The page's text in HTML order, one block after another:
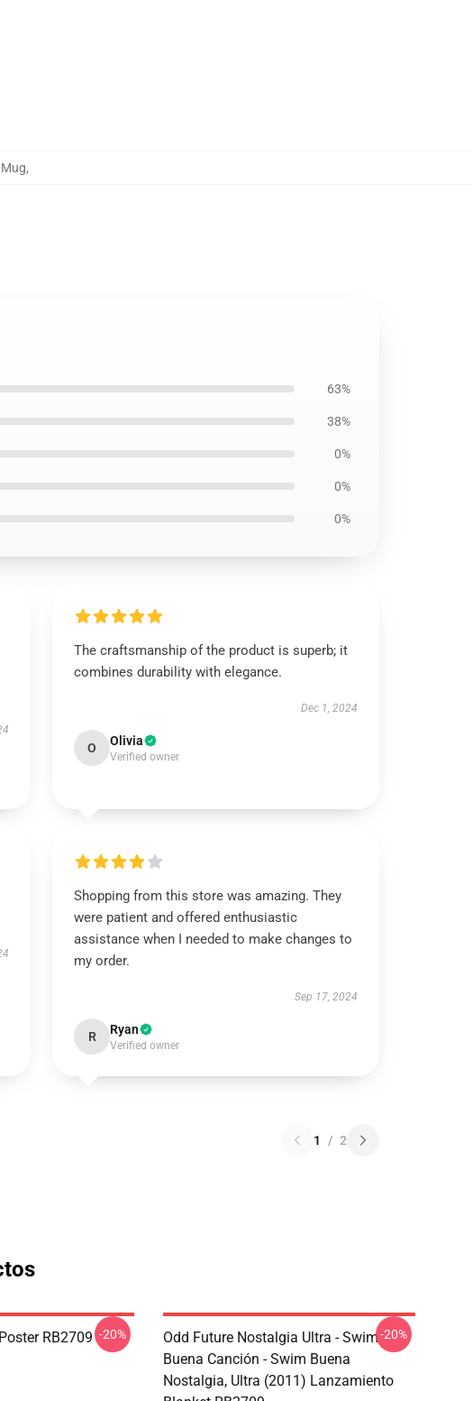
,
63%
38%
0%
0%
0%
The craftsmanship of the product is superb; it
combines durability with elegance.
Dec 1, 2024
O Olivia
Verified owner
Shopping from this store was amazing. They
were patient and offered enthusiastic
assistance when I needed to make changes to
my order.
Sep 17, 2024
R Ryan
Verified owner
1 / 2
RB2709 -20%
Odd Future Nostalgia Ultra - Swim
Buena Canción - Swim Buena
Nostalgia, Ultra (2011) Lanzamiento
-20%